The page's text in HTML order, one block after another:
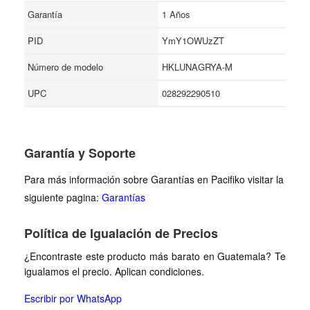
Garantía
1 Años
PID
YmY1OWUzZT
Número de modelo
HKLUNAGRYA-M
UPC
028292290510
Garantía y Soporte
Para más información sobre Garantías en Pacifiko visitar la
siguiente pagina: Garantías
Política de Igualación de Precios
¿Encontraste este producto más barato en Guatemala? Te
igualamos el precio. Aplican condiciones.
Escribir por WhatsApp